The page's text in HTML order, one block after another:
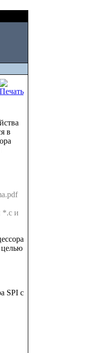
в
*.c и
целью
SPI с